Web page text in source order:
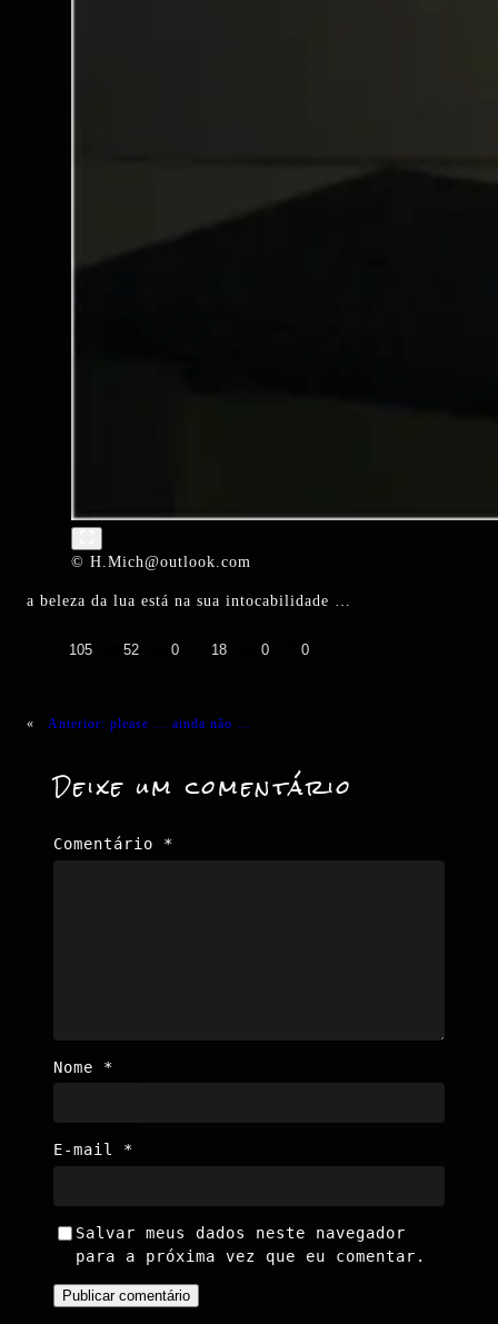
© H.Mich@outlook.com
a beleza da lua está na sua intocabilidade …
105 52 0 18 0 0
« Anterior: please … ainda não …
Deixe um comentário
Comentário *
Nome *
E-mail *
Salvar meus dados neste navegador
para a próxima vez que eu comentar.